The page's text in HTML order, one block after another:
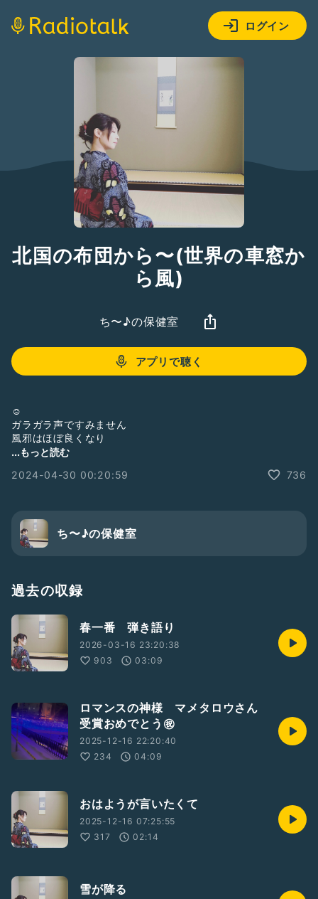
ログイン
北国の布団から〜(世界の車窓か
ら風)
ち〜♪の保健室
アプリで聴く
☺️
ガラガラ声ですみません
風邪はほぼ良くなり
ただただダミ声になってます🙏
今月もありがとうございました‼️
全く関係ない収録です🙏
#ひとり語り
...もっと読む
2024-04-30 00:20:59
736
ち〜♪の保健室
過去の収録
春一番 弾き語り
2026-03-16 23:20:38
903
03:09
ロマンスの神様 マメタロウさん
受賞おめでとう㊗️
2025-12-16 22:20:40
234
04:09
おはようが言いたくて
2025-12-16 07:25:55
317
02:14
雪が降る